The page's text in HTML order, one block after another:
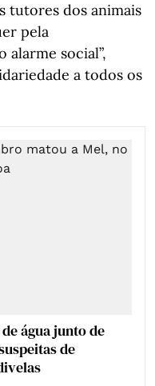
tutores dos animais
pela
social”,
a todos os
água junto de
de